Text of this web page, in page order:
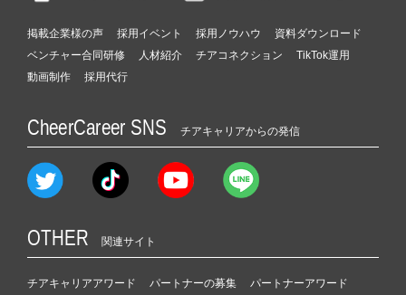
掲載企業様の声 採用イベント 採用ノウハウ
資料ダウンロード
ベンチャー合同研修
人材紹介 チアコネクション
TikTok運用
動画制作
採用代行
CheerCareer SNS チアキャリアからの発信
OTHER 関連サイト
チアキャリアアワード パートナーの募集 パートナーアワード